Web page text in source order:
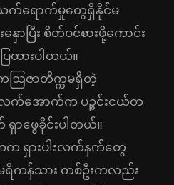
ရောက်မှုတွေရှိနိုင်မ
ပြီး စိတ်ဝင်စားဖို့ကောင်း
ြထားပါတယ်။
ကဩဇာတိက္ကမရှိတဲ့
က်အောက်က ပဉ္ဇင်းငယ်တ
ာဖွေခိုင်းပါတယ်။
ရှားပါးလက်နက်တွေ
ရိကန်သား တစ်ဦးကလည်း